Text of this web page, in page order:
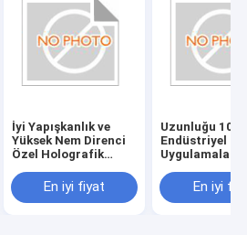
İyi Yapışkanlık ve
Yüksek Nem Direnci
Özel Holografik
En iyi fiyat
Uzunluğu
Endüstriyel
Uygulamalar
En iyi